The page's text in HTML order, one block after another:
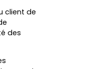
client de
des